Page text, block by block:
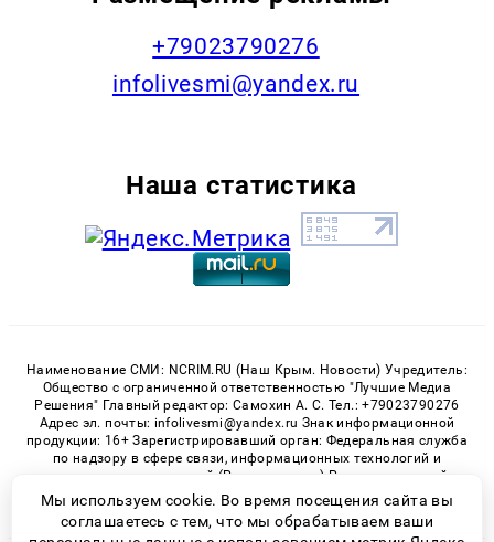
+79023790276
infolivesmi@yandex.ru
Наша статистика
Наименование СМИ: NCRIM.RU (Наш Крым. Новости) Учредитель:
Общество с ограниченной ответственностью "Лучшие Медиа
Решения" Главный редактор: Самохин А. С. Тел.: +79023790276
Адрес эл. почты: infolivesmi@yandex.ru Знак информационной
продукции: 16+ Зарегистрировавший орган: Федеральная служба
по надзору в сфере связи, информационных технологий и
массовых коммуникаций (Роскомнадзор) Регистрационный
номер СМИ ЭЛ № ФС 77 - 81150 от 02.06.2021
Мы используем cookie. Во время посещения сайта вы
соглашаетесь с тем, что мы обрабатываем ваши